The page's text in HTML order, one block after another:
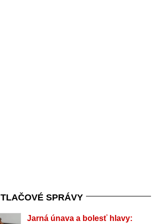
TLAČOVÉ SPRÁVY
Jarná únava a bolesť hlavy: